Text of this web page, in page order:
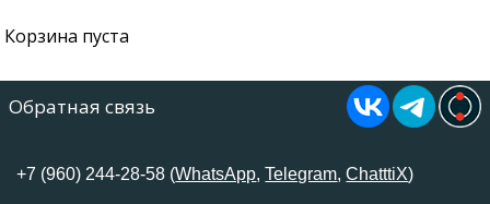
Корзина пуста
Обратная связь
+7 (960) 244-28-58 (WhatsApp,Telegram,ChatttiX)